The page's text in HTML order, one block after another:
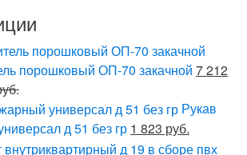
порошковый ОП-70 закачной 7 212
Рукав
д 51 без гр 1 823 руб.